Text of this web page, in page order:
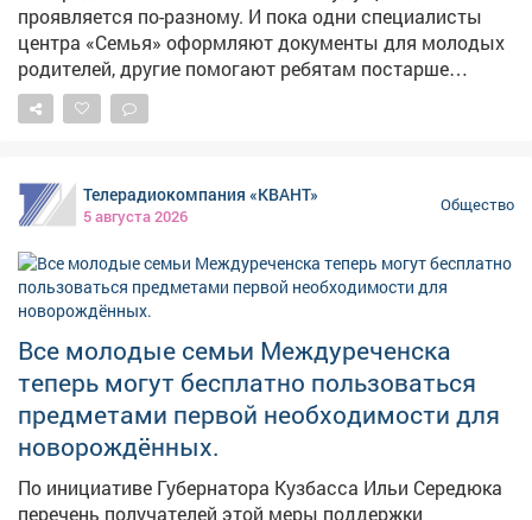
проявляется по-разному. И пока одни специалисты
центра «Семья» оформляют документы для молодых
родителей, другие помогают ребятам постарше
обрести то, что нельзя купить в магазине, -
уверенность в себе.
Телерадиокомпания «КВАНТ»
5 августа 2026
Общество
Все молодые семьи Междуреченска
теперь могут бесплатно пользоваться
предметами первой необходимости для
новорождённых.
По инициативе Губернатора Кузбасса Ильи Середюка
перечень получателей этой меры поддержки